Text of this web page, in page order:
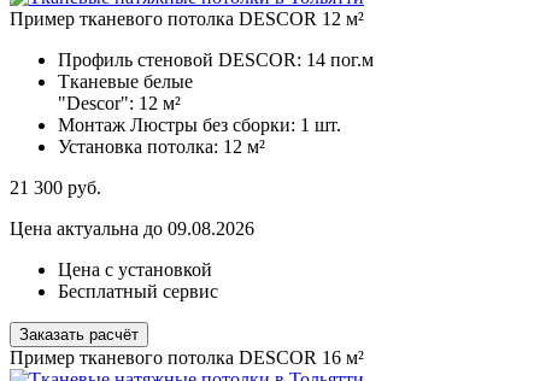
Пример тканевого потолка DESCOR 12 м²
Профиль стеновой DESCOR: 14 пог.м
Тканевые белые
"Descor": 12 м²
Монтаж Люстры без сборки: 1 шт.
Установка потолка: 12 м²
21 300 руб.
Цена актуальна до 09.08.2026
Цена с установкой
Бесплатный сервис
Заказать расчёт
Пример тканевого потолка DESCOR 16 м²